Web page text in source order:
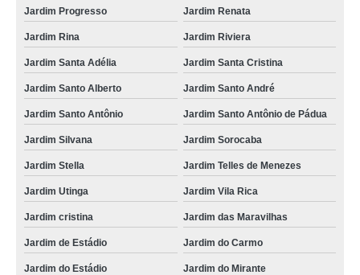
foto lembrança preço Vila Guiomar
foto lembrança no ABC preço Brooklin
foto lembrança no Vale do Paraíba preço Vila Santa Rita de Cassia
serviço de foto lembrança Alphaville
valor de fotos de lembrancinhas de casamento Liberdade
foto lembrança preço Chácara Inglesa
empresa que faz foto lembrança casamento Horto Florestal
Jardim Progresso Jardim Renata
Jardim Rina Jardim Riviera
Jardim Santa Adélia Jardim Santa Cristina
Jardim Santo Alberto Jardim Santo André
Jardim Santo Antônio Jardim Santo Antônio de Pádua
Jardim Silvana Jardim Sorocaba
Jardim Stella Jardim Telles de Menezes
Jardim Utinga Jardim Vila Rica
Jardim cristina Jardim das Maravilhas
Jardim de Estádio Jardim do Carmo
Jardim do Estádio Jardim do Mirante